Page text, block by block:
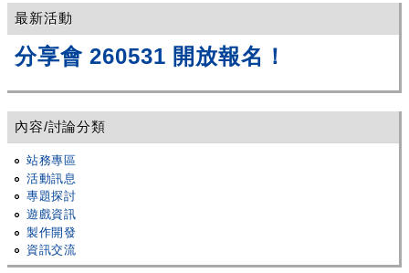
最新活動
分享會 260531 開放報名！
內容/討論分類
站務專區
活動訊息
專題探討
遊戲資訊
製作開發
資訊交流